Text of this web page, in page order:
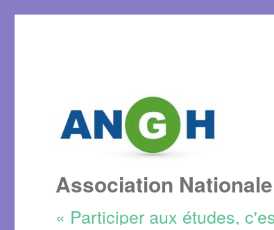
Association
« Participer aux études,